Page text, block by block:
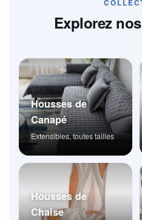
Explorez
Housses de
Canapé
Extensibles, toutes tailles
Housses de
Chaise